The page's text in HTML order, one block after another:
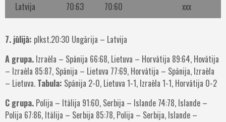
Latvija
70:63 70:60 xxx
7. jūlijā: plkst.20:30 Ungārija – Latvija
A grupa. Izraēla – Spānija 66:68, Lietuva – Horvātija 89:64, Hovātija
– Izraēla 85:87, Spānija – Lietuva 77:69, Horvātija – Spānija, Izraēla
– Lietuva. Tabula: Spānija 2-0, Lietuva 1-1, Izraēla 1-1, Horvātija 0-2
C grupa. Polija – Itālija 91:60, Serbija – Islande 74:78, Islande –
Polija 67:86, Itālija – Serbija 85:78, Polija – Serbija, Islande –